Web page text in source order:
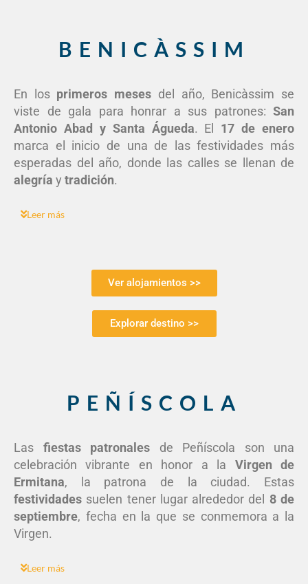
BENICÀSSIM
En los primeros meses del año, Benicàssim se
viste de gala para honrar a sus patrones: San
Antonio Abad y Santa Águeda. El 17 de enero
marca el inicio de una de las festividades más
esperadas del año, donde las calles se llenan de
alegría y tradición.
Leer más
Ver alojamientos >>
Explorar destino >>
PEÑÍSCOLA
Las fiestas patronales de Peñíscola son una
celebración vibrante en honor a la Virgen de
Ermitana, la patrona de la ciudad. Estas
festividades suelen tener lugar alrededor del 8 de
septiembre, fecha en la que se conmemora a la
Virgen.
Leer más